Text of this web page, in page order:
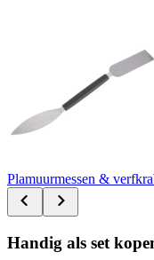
Plamuurmessen &
Handig als set